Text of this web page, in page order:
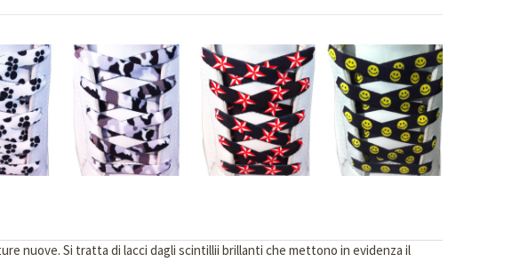
nuove. Si tratta di lacci dagli scintillii brillanti che mettono in evidenza il